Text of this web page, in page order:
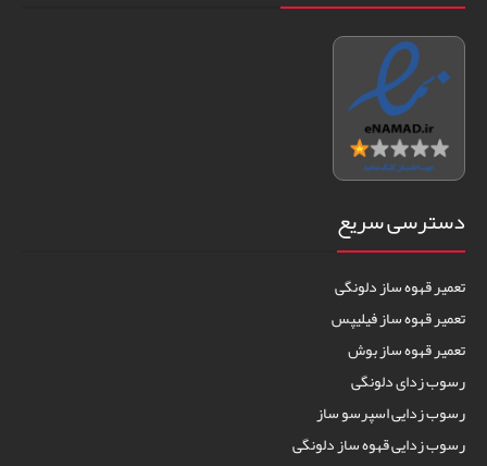
دسترسی سریع
تعمیر قهوه ساز دلونگی
تعمیر قهوه ساز فیلیپس
تعمیر قهوه ساز بوش
رسوب زدای دلونگی
رسوب زدایی اسپرسو ساز
رسوب زدایی قهوه ساز دلونگی